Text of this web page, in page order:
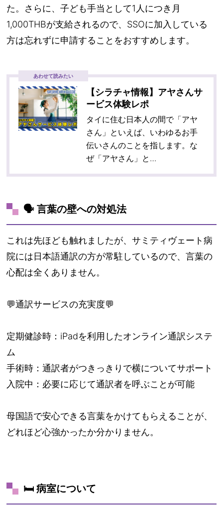
た。さらに、子ども手当として1人につき月
1,000THBが支給されるので、SSOに加入している
方は忘れずに申請することをおすすめします。
あわせて読みたい
【シラチャ情報】アヤさんサ
ービス体験レポ
タイに住む日本人の間で「アヤ
さん」といえば、いわゆるお手
伝いさんのことを指します。な
ぜ「アヤさん」と…
🗣️ 言葉の壁への対処法
これは先ほども触れましたが、サミティヴェート病
院には日本語通訳の方が常駐しているので、言葉の
心配は全くありません。
💬通訳サービスの充実度💬
定期健診時：iPadを利用したオンライン通訳システ
ム
手術時：通訳者がつきっきりで横についてサポート
入院中：必要に応じて通訳者を呼ぶことが可能
母国語で安心できる言葉をかけてもらえることが、
どれほど心強かったか分かりません。
🛏️ 病室について